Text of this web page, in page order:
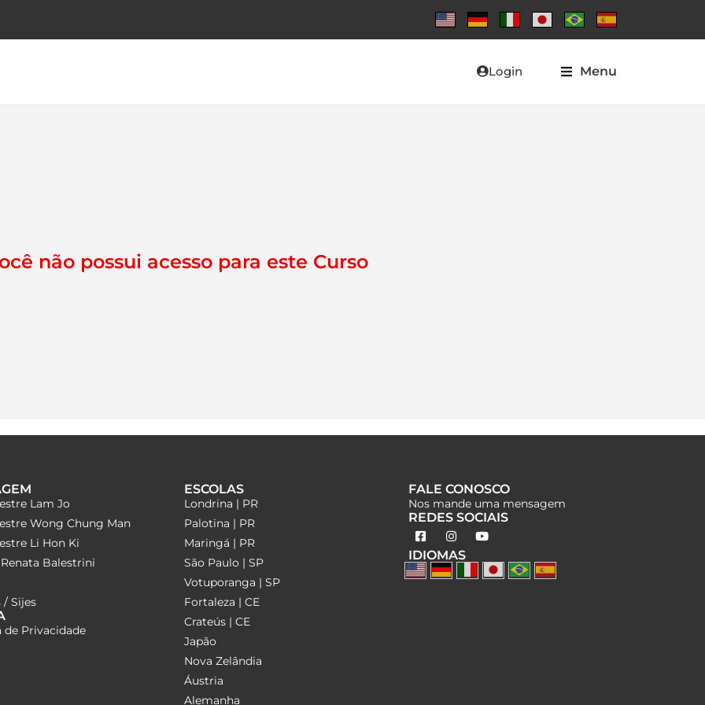
Login Menu
não possui acesso para este Curso
Lam Jo
Wong Chung Man
Li Hon Ki
Balestrini
/ Sijes
de Privacidade
ESCOLAS
Londrina | PR
Palotina | PR
Maringá | PR
São Paulo | SP
Votuporanga | SP
Fortaleza | CE
Crateús | CE
Japão
Nova Zelândia
Áustria
Alemanha
FALE CONOSCO
Nos mande uma mensagem
REDES SOCIAIS
IDIOMAS